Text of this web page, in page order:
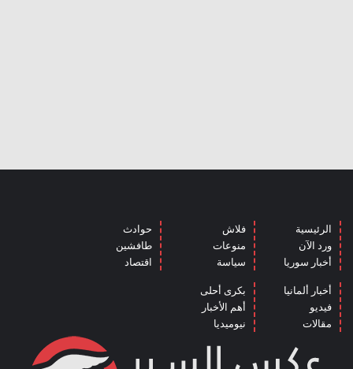
الرئيسية
ورد الآن
أخبار سوريا
فلاش
منوعات
سياسة
حوادث
طافشين
اقتصاد
أخبار ألمانيا
فيديو
مقالات
بكرى أحلى
أهم الأخبار
نيوميديا